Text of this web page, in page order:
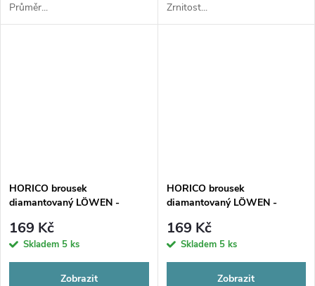
Průměr...
Zrnitost...
HORICO brousek
diamantovaný LÖWEN -
169 Kč
Skladem 5 ks
Zobrazit
HORICO brousek
diamantovaný LÖWEN -
169 Kč
Skladem 5 ks
Zobrazit